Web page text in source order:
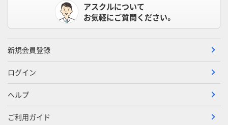
アスクルについて
お気軽にご質問ください。
新規会員登録
ログイン
ヘルプ
ご利用ガイド